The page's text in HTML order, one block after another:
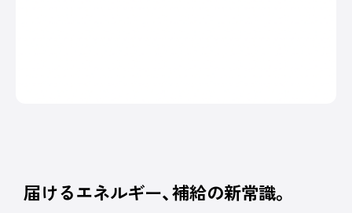
ャパン合同会社
イクル株式会社
ズ・エージー
届けるエネルギー、補給の新常識。